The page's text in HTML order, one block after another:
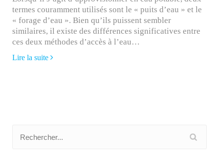
termes couramment utilisés sont le « puits d’eau » et le
« forage d’eau ». Bien qu’ils puissent sembler
similaires, il existe des différences significatives entre
ces deux méthodes d’accès à l’eau…
Lire la suite